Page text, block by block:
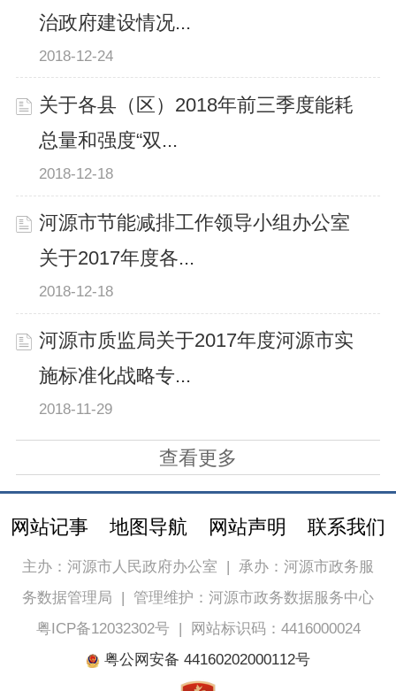
治政府建设情况...
2018-12-24
关于各县（区）2018年前三季度能耗
总量和强度“双...
2018-12-18
河源市节能减排工作领导小组办公室
关于2017年度各...
2018-12-18
河源市质监局关于2017年度河源市实
施标准化战略专...
2018-11-29
查看更多
网站记事 地图导航 网站声明 联系我们
主办：河源市人民政府办公室
承办：河源市政务服
务数据管理局
管理维护：河源市政务数据服务中心
粤ICP备12032302号|
网站标识码：4416000024
粤公网安备 44160202000112号